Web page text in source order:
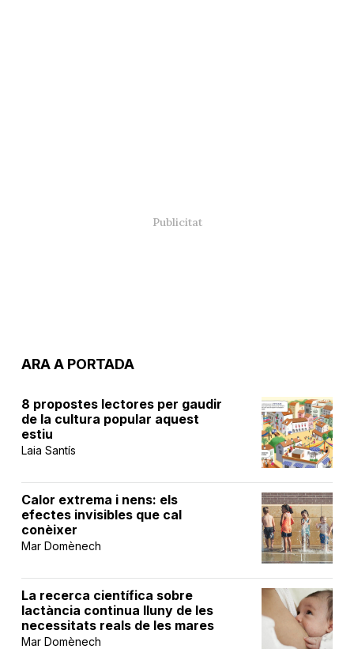
ARA A PORTADA
8 propostes lectores per gaudir
de la cultura popular aquest
estiu
Laia Santís
Calor extrema i nens: els
efectes invisibles que cal
conèixer
Mar Domènech
La recerca científica sobre
lactància continua lluny de les
necessitats reals de les mares
Mar Domènech